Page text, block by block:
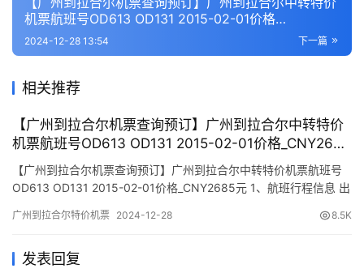
机票航班号OD613 OD131 2015-02-01价格
_CNY2685元
下一篇
2024-12-28 13:54
相关推荐
【广州到拉合尔机票查询预订】广州到拉合尔中转特价
机票航班号OD613 OD131 2015-02-01价格_CNY2685
元
【广州到拉合尔机票查询预订】广州到拉合尔中转特价机票航班号
OD613 OD131 2015-02-01价格_CNY2685元 1、航班行程信息 出
(Departure/Arrival) (Flight) (class) (Departure Time) (Arrival
广州到拉合尔特价机票 2024-12-28 8.5K
发表回复